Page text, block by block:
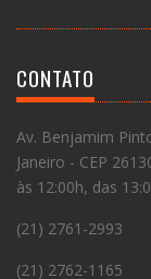
CONTATO
Av. Benjamim
Janeiro - CEP
às 12:00h, das
(21) 2761-2993
(21) 2762-1165